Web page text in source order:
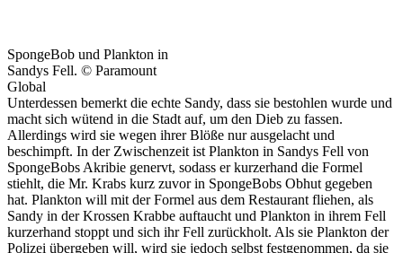
SpongeBob und Plankton in
Sandys Fell. © Paramount
Global
Unterdessen bemerkt die echte Sandy, dass sie bestohlen wurde und
macht sich wütend in die Stadt auf, um den Dieb zu fassen.
Allerdings wird sie wegen ihrer Blöße nur ausgelacht und
beschimpft. In der Zwischenzeit ist Plankton in Sandys Fell von
SpongeBobs Akribie genervt, sodass er kurzerhand die Formel
stiehlt, die Mr. Krabs kurz zuvor in SpongeBobs Obhut gegeben
hat. Plankton will mit der Formel aus dem Restaurant fliehen, als
Sandy in der Krossen Krabbe auftaucht und Plankton in ihrem Fell
kurzerhand stoppt und sich ihr Fell zurückholt. Als sie Plankton der
Polizei übergeben will, wird sie jedoch selbst festgenommen, da sie